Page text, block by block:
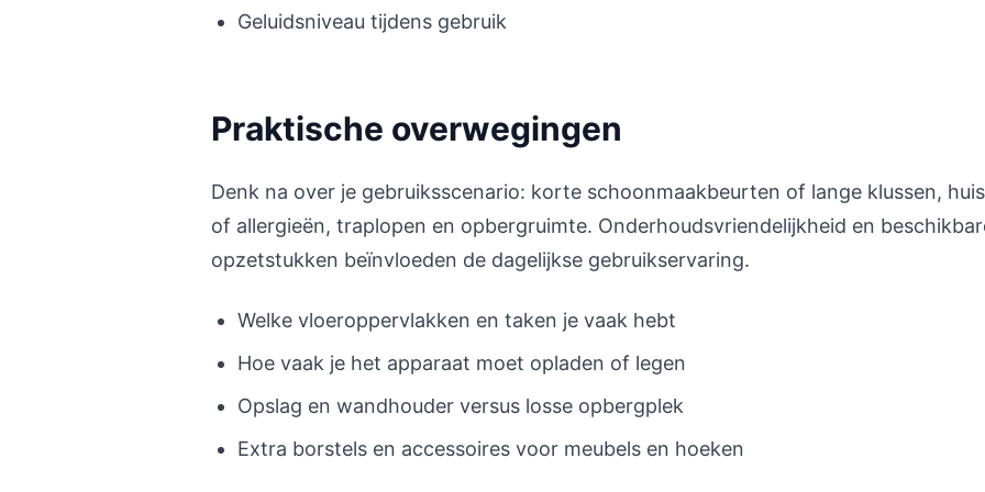
Geluidsniveau tijdens gebruik
Praktische overwegingen
Denk na over je gebruiksscenario: korte schoonmaakbeurten of lange klussen,
of allergieën, traplopen en opbergruimte. Onderhoudsvriendelijkheid en
opzetstukken beïnvloeden de dagelijkse gebruikservaring.
Welke vloeroppervlakken en taken je vaak hebt
Hoe vaak je het apparaat moet opladen of legen
Opslag en wandhouder versus losse opbergplek
Extra borstels en accessoires voor meubels en hoeken